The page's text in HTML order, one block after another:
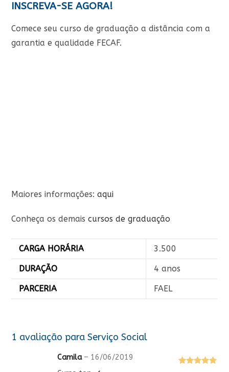
INSCREVA-SE AGORA!
Comece seu curso de graduação a distância com a
garantia e qualidade FECAF.
Maiores informações:aqui
Conheça os demaiscursos de graduação
CARGA HORÁRIA 3.500
DURAÇÃO 4 anos
PARCERIA FAEL
1 avaliação paraServiço Social
Camila – 16/06/2019